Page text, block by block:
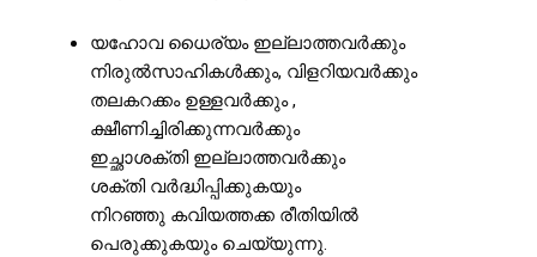
യഹോവ ധൈര്യം ഇല്ലാത്തവർക്കും
നിരുൽസാഹികൾക്കും, വിളറിയവർക്കും
തലകറക്കം ഉള്ളവർക്കും ,
ക്ഷീണിച്ചിരിക്കുന്നവർക്കും
ഇച്ഛാശക്തി ഇല്ലാത്തവർക്കും
ശക്തി വർദ്ധിപ്പിക്കുകയും
നിറഞ്ഞു കവിയത്തക്ക രീതിയിൽ
പെരുക്കുകയും ചെയ്യുന്നു.